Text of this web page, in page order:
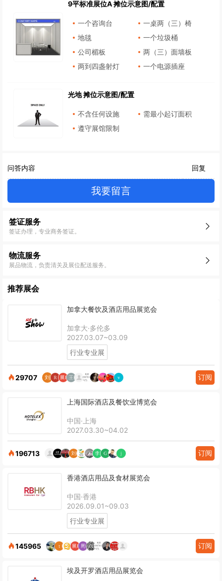
9平标准展位A 摊位示意图/配置
一个咨询台
一桌两（三）椅
地毯
一个垃圾桶
公司楣板
两（三）面墙板
两到四盏射灯
一个电源插座
光地 摊位示意图/配置
不含任何设施
需最小起订面积
遵守展馆限制
问答内容 回复
我要留言
签证服务
签证办理，专业商务签证。
物流服务
展品物流，负责清关及展位配送服务。
推荐展会
加拿大餐饮及酒店用品展览会
加拿大·多伦多
2027.03.07~03.09
行业专业展
29707 订阅
上海国际酒店及餐饮业博览会
中国·上海
2027.03.30~04.02
196713 订阅
香港酒店用品及食材展览会
中国·香港
2026.09.01~09.03
行业专业展
145965 订阅
埃及开罗酒店用品展览会